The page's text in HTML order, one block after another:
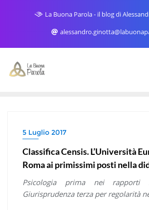
La Buona Parola - il blog di
5 Luglio 2017
Classifica Censis. L’Università
Roma ai primissimi posti nella
Psicologia prima nei rapporti
Giurisprudenza terza per regolarità